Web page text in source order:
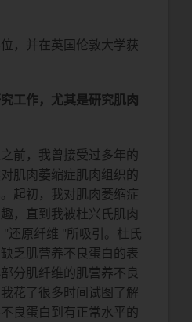
，并在英国伦敦大学获
工作，尤其是研究肌肉
前，我曾接受过多年的
肌肉萎缩症肌肉组织的
起初，我对肌肉萎缩症
，直到我被杜兴氏肌肉
还原纤维 "所吸引。杜氏
乏肌营养不良蛋白的表
分肌纤维的肌营养不良
花了很多时间试图了解
良蛋白到有正常水平的